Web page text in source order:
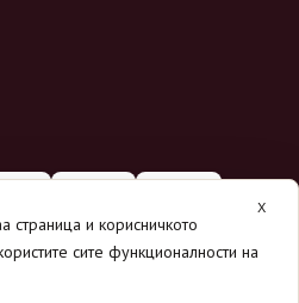
X
и корисничкото
сите функционалности на